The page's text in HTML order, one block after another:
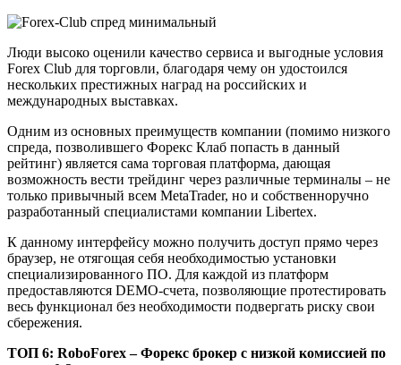
Люди высоко оценили качество сервиса и выгодные условия
Forex Club для торговли, благодаря чему он удостоился
нескольких престижных наград на российских и
международных выставках.
Одним из основных преимуществ компании (помимо низкого
спреда, позволившего Форекс Клаб попасть в данный
рейтинг) является сама торговая платформа, дающая
возможность вести трейдинг через различные терминалы – не
только привычный всем MetaTrader, но и собственноручно
разработанный специалистами компании Libertex.
К данному интерфейсу можно получить доступ прямо через
браузер, не отягощая себя необходимостью установки
специализированного ПО. Для каждой из платформ
предоставляются DEMO-счета, позволяющие протестировать
весь функционал без необходимости подвергать риску свои
сбережения.
ТОП 6: RoboForex – Форекс брокер с низкой комиссией по